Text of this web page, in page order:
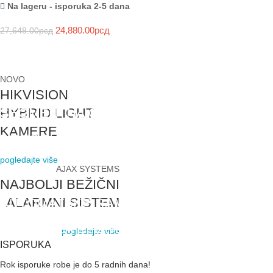
Na lageru - isporuka 2-5 dana
27,648.00рсд 24,880.00рсд
NOVO
HIKVISION
HYBRID LIGHT
KAMERE
pogledajte više
SEGMENTNA GARAŽNA VRATA
MOTORI ZA KRILNE KAPIJE
VIDI VIŠE AJAX SYSTEMS
NAJBOLJI BEŽIČNI
ALARMNI SISTEM
pogledajte više
AUTOMATSKE RAMPE
MOTORI ZA KLIZNE
KAPIJE
ISPORUKA
Rok isporuke robe je do 5 radnih dana!